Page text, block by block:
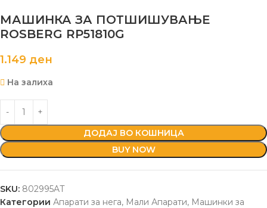
МАШИНКА ЗА ПОТШИШУВАЊЕ
ROSBERG RP51810G
1.149 ден
На залиха
ДОДАЈ ВО КОШНИЦА
BUY NOW
SKU: 802995AT
Категории Апарати за нега, Мали Апарати, Машинки за